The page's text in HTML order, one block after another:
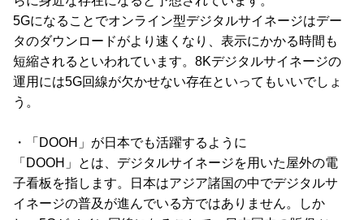
5Gになることでオンライン型デジタルサイネージはデー
タのダウンロードがより速くなり、表示にかかる時間も
短縮されるといわれています。8Kデジタルサイネージの
運用には5G回線が欠かせない存在といってもいいでしょ
う。
・「DOOH」が日本でも活躍するように
「DOOH」とは、デジタルサイネージを用いた屋外の電
子看板を指します。日本はアジア諸国の中でデジタルサ
イネージの普及が進んでいる方ではありません。しか